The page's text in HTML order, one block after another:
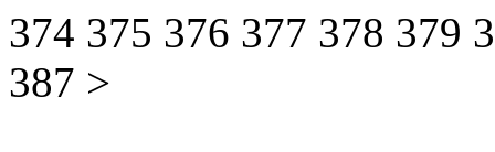
374 375 376 377 378 379
387 >